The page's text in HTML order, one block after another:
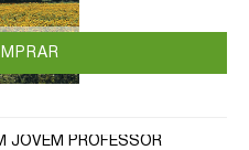
JOVEM PROFESSOR